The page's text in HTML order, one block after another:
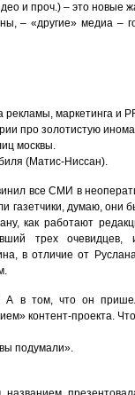
и проч.) – это новые
– «другие» медиа –
рекламы, маркетинга и
про золотистую
москвы.
(Матис-Ниссан).
все СМИ в
газетчики, думаю, они
как работают
трех очевидцев,
в отличие от
А в том, что он
контент-проекта.
вы подумали».